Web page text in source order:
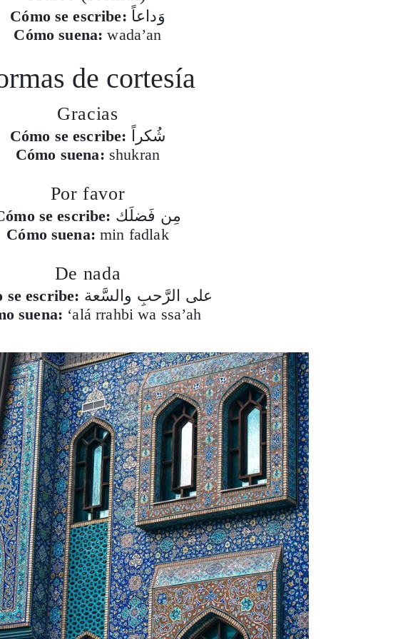
Cómo se escribe: وَداعاً
Cómo suena: wada’an
de cortesía
Gracias
Cómo se escribe:
شُكراً
Cómo suena: shukran
Por favor
se escribe: مِن فَضلَك
Cómo suena: min fadlak
De nada
se escribe: على الرَّحبِ والسَّعة
suena: ‘alá rrahbi wa ssa’ah